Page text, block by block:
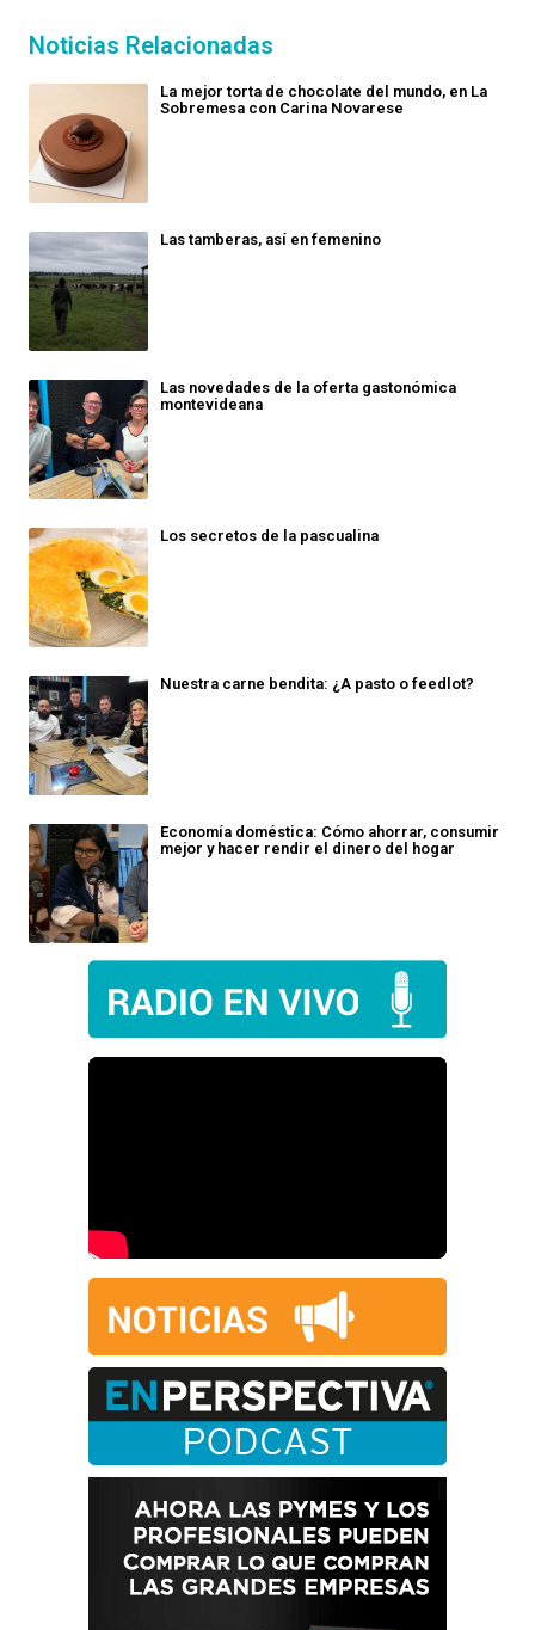
Noticias Relacionadas
La mejor torta de chocolate del mundo, en La
Sobremesa con Carina Novarese
Las tamberas, así en femenino
Las novedades de la oferta gastonómica
montevideana
Los secretos de la pascualina
Nuestra carne bendita: ¿A pasto o feedlot?
Economía doméstica: Cómo ahorrar, consumir
mejor y hacer rendir el dinero del hogar